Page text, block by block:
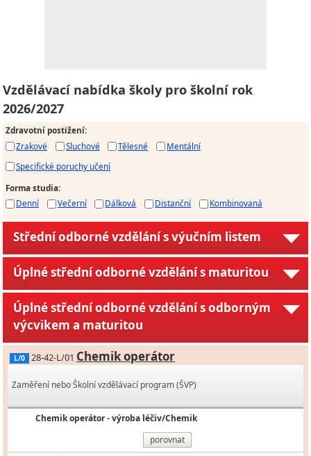
Vzdělávací nabídka školy pro školní rok
2026/2027
Zdravotní postižení:
Zrakové
Sluchové Tělesné
Mentální
Specifické poruchy učení
Forma studia:
Denní
Večerní Dálková Distanční Kombinovaná
Střední odborné vzdělání s výučním listem
Úplné střední odborné vzdělání s maturitou
Úplné střední odborné vzdělání s odborným
výcvikem a maturitou
L/0 28-42-L/01 Chemik operátor
Zaměření nebo Školní vzdělávací program (ŠVP)
Chemik operátor - výroba léčiv/Chemik
porovnat